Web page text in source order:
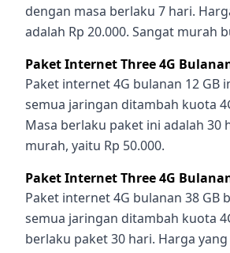
dengan masa berlaku 7 hari.
adalah Rp 20.000. Sangat murah
Paket Internet Three 4G
Paket internet 4G bulanan 12 GB
semua jaringan ditambah kuota
Masa berlaku paket ini adalah 30
murah, yaitu Rp 50.000.
Paket Internet Three4G
Paket internet 4G bulanan 38 GB
semua jaringan ditambah kuota
berlaku paket 30 hari. Harga